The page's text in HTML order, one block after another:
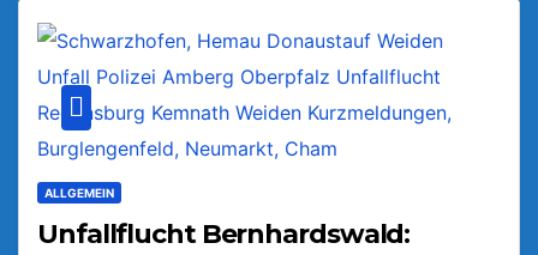
ALLGEMEIN
Unfallflucht Bernhardswald: